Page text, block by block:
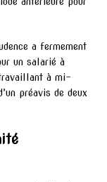
a fermement
un salarié à
à mi-
préavis de deux